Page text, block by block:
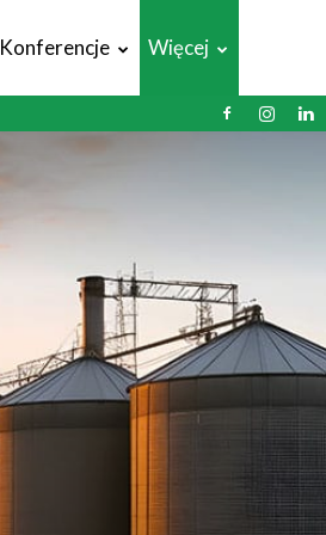
Konferencje Więcej